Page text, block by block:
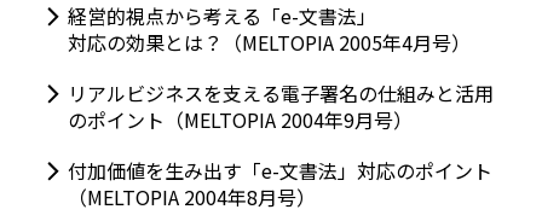
経営的視点から考える「e-文書法」
対応の効果とは？（MELTOPIA 2005年4月号）
リアルビジネスを支える電子署名の仕組みと活用
のポイント（MELTOPIA 2004年9月号）
付加価値を生み出す「e-文書法」対応のポイント
（MELTOPIA 2004年8月号）